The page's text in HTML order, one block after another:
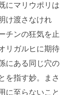
にマリウポリは
け渡さなけれ
チンの狂気を止
リガルヒに期待
にある同じ穴の
を指す妙。まさ
に至らないこと